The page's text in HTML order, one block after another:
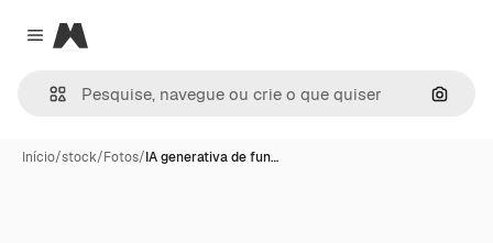
Close menu
Magnific
Início/stock/Fotos/IA generativa de fun…